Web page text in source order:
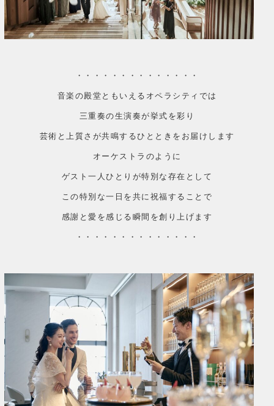
・・・・・・・・・・・・・・
音楽の殿堂ともいえるオペラシティでは
三重奏の生演奏が挙式を彩り
芸術と上質さが共鳴するひとときをお届けします
オーケストラのように
ゲスト一人ひとりが特別な存在として
この特別な一日を共に祝福することで
感謝と愛を感じる瞬間を創り上げます
・・・・・・・・・・・・・・